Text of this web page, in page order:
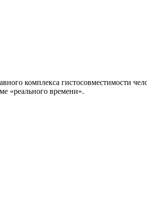
комплекса гистосовместимости
«реального времени».